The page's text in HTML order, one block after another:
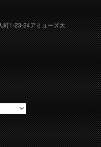
1-23-24アミューズ大